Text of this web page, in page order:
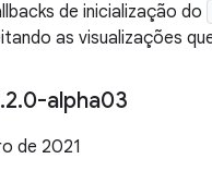
de inicialização do
as visualizações
.2.0-alpha03
de 2021